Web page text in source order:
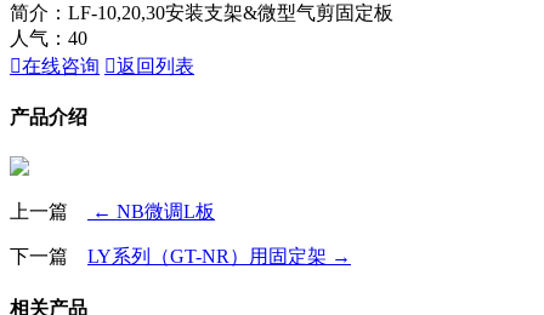
简介：LF-10,20,30安装支架&微型气剪固定板
人气： 40
在线咨询 返回列表
产品介绍
上一篇 ← NB微调L板
下一篇 LY系列（GT-NR）用固定架 →
相关产品